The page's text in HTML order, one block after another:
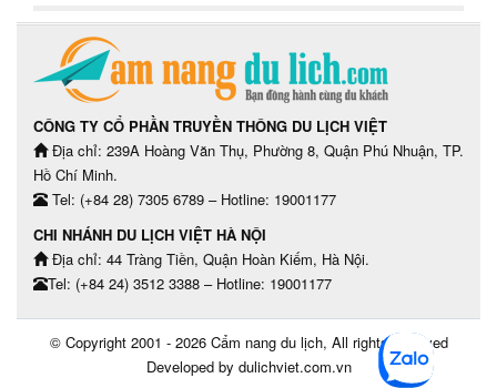
CÔNG TY CỔ PHẦN TRUYỀN THÔNG DU LỊCH VIỆT
Địa chỉ: 239A Hoàng Văn Thụ, Phường 8, Quận Phú Nhuận, TP.
Hồ Chí Minh.
Tel: (+84 28) 7305 6789 – Hotline: 19001177
CHI NHÁNH DU LỊCH VIỆT HÀ NỘI
Địa chỉ: 44 Tràng Tiền, Quận Hoàn Kiếm, Hà Nội.
Tel: (+84 24) 3512 3388 – Hotline: 19001177
© Copyright 2001 - 2026 Cẩm nang du lịch, All rights reserved
Developed by dulichviet.com.vn